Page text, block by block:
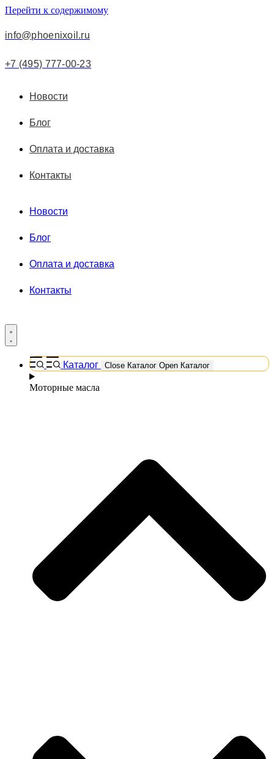
Перейти к содержимому
info@phoenixoil.ru
+7 (495) 777-00-23
Новости
Блог
Оплата и доставка
Контакты
Новости
Блог
Оплата и доставка
Контакты
Каталог Close Каталог Open Каталог
Моторные масла